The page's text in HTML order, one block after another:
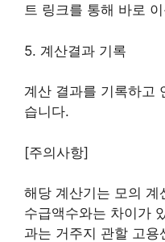
트 링크를 통해 바로
5. 계산결과 기록
계산 결과를 기록하고
습니다.
[주의사항]
해당 계산기는 모의 계
수급액수와는 차이가
과는 거주지 관할 고